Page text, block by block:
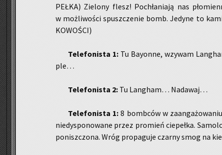
PEŁ­KA) Zie­lo­ny flesz! Po­chła­nia­ją nas
w moż­li­wo­ści spusz­cze­nie bomb. Je­dy­ne to
KO­WO­ŚCI)
Te­le­fo­ni­sta 1: Tu Bay­on­ne, wzy­wam
ple…
Te­le­fo­ni­sta 2: Tu Lan­gham… Nada­waj…
Te­le­fo­ni­sta 1: 8 bomb­ców w
nie­dy­spo­no­wa­ne przez pro­mień cie­peł­ka.
po­nisz­czo­na. Wróg pro­pa­gu­je czar­ny smog na